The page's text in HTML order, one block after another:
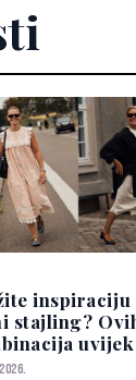
inspiraciju
stajling?
uvijek
elegantno